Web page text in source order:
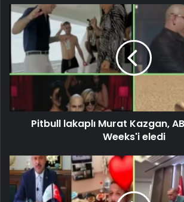
Pitbull lakaplı Murat Kazgan,
Weeks'i eledi